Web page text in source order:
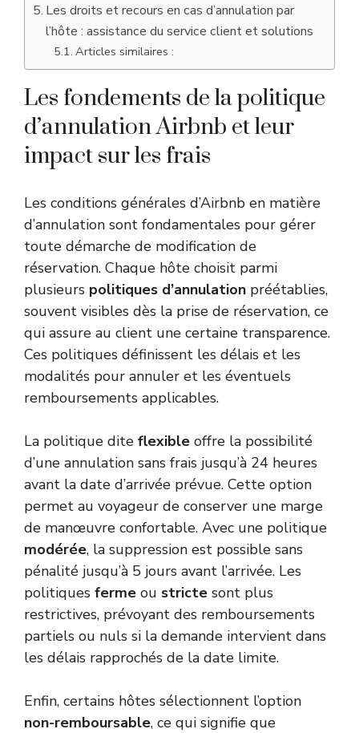
Les droits et recours en cas d’annulation par
l’hôte : assistance du service client et solutions
Articles similaires :
Les fondements de la politique
d’annulation Airbnb et leur
impact sur les frais
Les conditions générales d’Airbnb en matière
d’annulation sont fondamentales pour gérer
toute démarche de modification de
réservation. Chaque hôte choisit parmi
plusieurs politiques d’annulation préétablies,
souvent visibles dès la prise de réservation, ce
qui assure au client une certaine transparence.
Ces politiques définissent les délais et les
modalités pour annuler et les éventuels
remboursements applicables.
La politique dite flexible offre la possibilité
d’une annulation sans frais jusqu’à 24 heures
avant la date d’arrivée prévue. Cette option
permet au voyageur de conserver une marge
de manœuvre confortable. Avec une politique
modérée, la suppression est possible sans
pénalité jusqu’à 5 jours avant l’arrivée. Les
politiques ferme ou stricte sont plus
restrictives, prévoyant des remboursements
partiels ou nuls si la demande intervient dans
les délais rapprochés de la date limite.
Enfin, certains hôtes sélectionnent l’option
non-remboursable, ce qui signifie que